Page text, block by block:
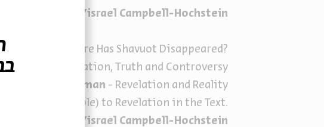
Yisrael Campbell-Hochstein
Elior - To Where Has Shavuot Disappeared ?
- Revelation, Truth and Controversy
Micha goodman - Revelation and Reality
D (at the Temple) to Revelation in the Text.
Yisrael Campbell-Hochstein